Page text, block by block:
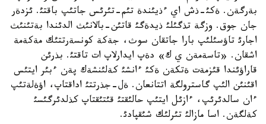
بةرگةن. ةكئ-ذش اي ءذيئندة تئم-تئرئس جاتئپ باقتئ. ئزدةر
جان جوق. وزگة تذگئلئ ذيدةگئ قاتئن-بالانئث الدئندا بةتئنئث
اجارئ تاؤسئلئپ بارا جاتقان سوث، جةكة كونسةرتتئك مةكةمة
اشقان. «تاسةمةن ي ك» دةپ ايدارلاپ ات تاقتئ. بذرئن
قاراؤئندا قئزمةت ةتكةن ةكئ ءانشئ كةلئنشةك پةن ءبئر ايتئس
اقئنئن الئپ گاسترولگة اتتانعان. ةل-جذرتتئ اداقتاپ، اؤةلةتئپ
ءان سالدئرئپ، ءازئل ايتئپ حالئقتئ قئتئقتاپ كذلدئرگئسئ
كةلگةن. اسا مازالئ تئرلئك شئقپادئ.